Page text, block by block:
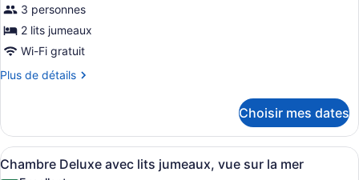
de
chambre :
Chambre
Standard
avec
jumeaux
3 personnes
2 lits jumeaux
Wi-Fi gratuit
Plus de détails
Plus
Chambre
Standard
avec
Choisir mes dates
Afficher
toutes
Une chambre d’hôtel avec deux
5
Chambre Deluxe avec lits jumeaux, vue sur la mer